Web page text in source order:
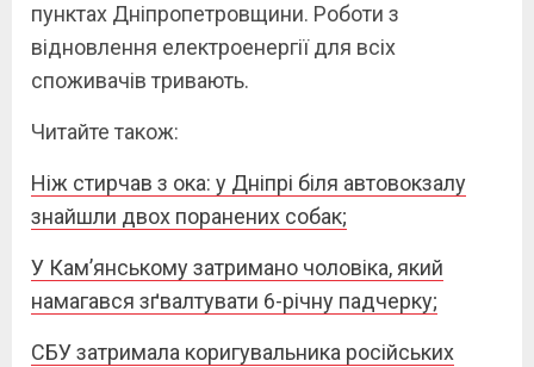
пунктах Дніпропетровщини. Роботи з
відновлення електроенергії для всіх
споживачів тривають.
Читайте також:
Ніж стирчав з ока: у Дніпрі біля автовокзалу
знайшли двох поранених собак;
У Кам’янському затримано чоловіка, який
намагався зґвалтувати 6-річну падчерку;
СБУ затримала коригувальника російських